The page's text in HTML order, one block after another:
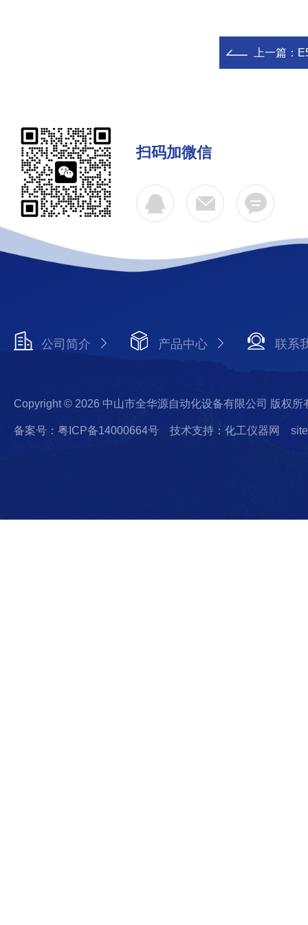
上一篇：
扫码加微信
公司简介 产品中心 联系
Copyright © 2026 中山市全华源自动化设备有限公司 版权所
备案号：粤ICP备14000664号 技术支持：化工仪器网